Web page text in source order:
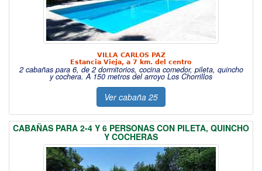
VILLA CARLOS PAZ
Estancia Vieja, a 7 km. del centro
2 cabañas para 6, de 2 dormitorios, cocina comedor, pileta, quincho
y cochera. A 150 metros del arroyo Los Chorrillos
Ver cabaña 25
CABAÑAS PARA 2-4 Y 6 PERSONAS CON PILETA, QUINCHO
Y COCHERAS